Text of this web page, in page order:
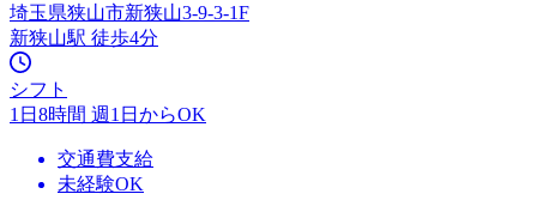
埼玉県狭山市新狭山3-9-3-1F
新狭山駅 徒歩4分
シフト
1日8時間 週1日からOK
交通費支給
未経験OK